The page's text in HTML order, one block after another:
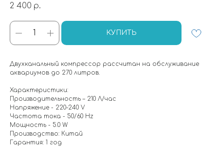
2 400 р.
КУПИТЬ
Двухканальный компрессор рассчитан на обслуживание
аквариумов до 270 литров.
Характеристики:
Производительность – 210 Л/час
Напряжение - 220-240 V
Частота тока - 50/60 Hz
Мощность - 5.0 W
Производство: Китай
Гарантия: 1 год